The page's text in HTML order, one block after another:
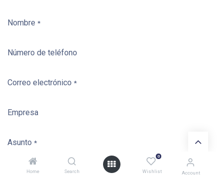
Home Search
0
Wishlist Account
Nombre *
Número de teléfono
Correo electrónico *
Empresa
Asunto *
Pregunta